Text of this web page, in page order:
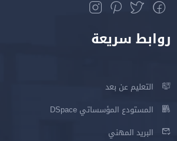
روابط سريعة
التعليم عن بعد
المستودع المؤسساتي DSpace
البريد المهني